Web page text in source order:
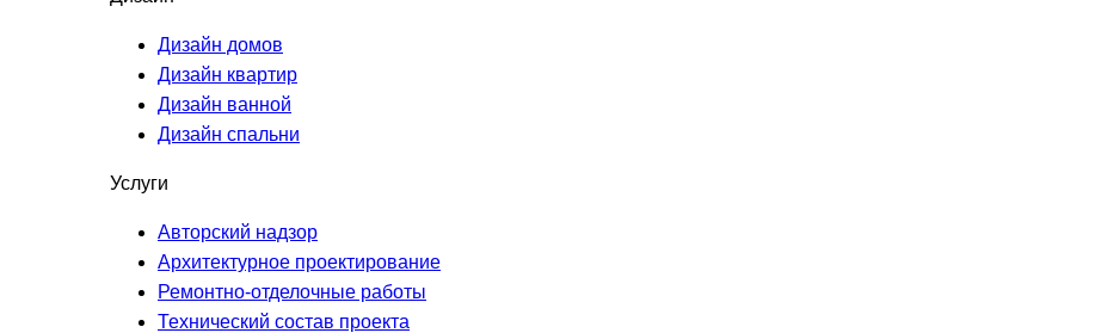
Дизайн домов
Дизайн квартир
Дизайн ванной
Дизайн спальни
Услуги
Авторский надзор
Архитектурное проектирование
Ремонтно-отделочные работы
Технический состав проекта